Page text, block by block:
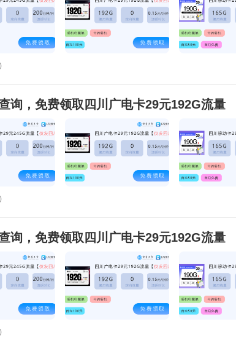
询，免费领取四川广电卡29元192G流量
询，免费领取四川广电卡29元192G流量